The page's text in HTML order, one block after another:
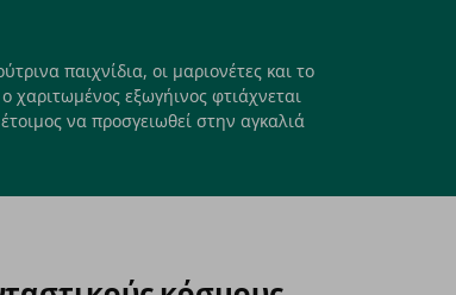
παιχνίδια, οι μαριονέτες και το
χαριτωμένος εξωγήινος φτιάχνεται
να προσγειωθεί στην αγκαλιά